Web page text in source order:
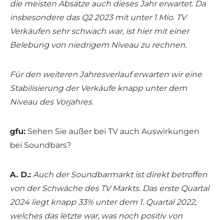
die meisten Absätze auch dieses Jahr erwartet. Da
insbesondere das Q2 2023 mit unter 1 Mio. TV
Verkäufen sehr schwach war, ist hier mit einer
Belebung von niedrigem Niveau zu rechnen.
Für den weiteren Jahresverlauf erwarten wir eine
Stabilisierung der Verkäufe knapp unter dem
Niveau des Vorjahres.
gfu: Sehen Sie außer bei TV auch Auswirkungen
bei Soundbars?
A. D.: Auch der Soundbarmarkt ist direkt betroffen
von der Schwäche des TV Markts. Das erste Quartal
2024 liegt knapp 33% unter dem 1. Quartal 2022,
welches das letzte war, was noch positiv von